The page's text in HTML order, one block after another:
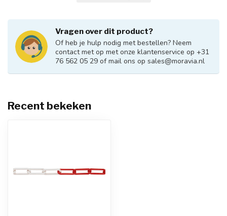
Vragen over dit product?
Of heb je hulp nodig met bestellen? Neem
contact met op met onze klantenservice op +31
76 562 05 29 of mail ons op sales@moravia.nl
Recent bekeken